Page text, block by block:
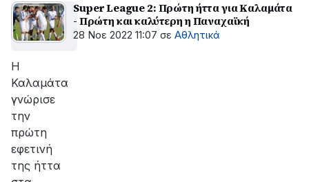
Super League 2: Πρώτη ήττα για Καλαμάτα
- Πρώτη και καλύτερη η Παναχαϊκή
28 Νοε 2022 11:07 σε Αθλητικά
Η
Καλαμάτα
γνώρισε
την
πρώτη
εφετινή
της ήττα